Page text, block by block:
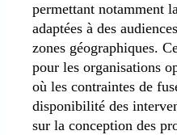
permettant notamment
adaptées à des
zones géographiques.
pour les organisations
où les contraintes de
disponibilité des
sur la conception des